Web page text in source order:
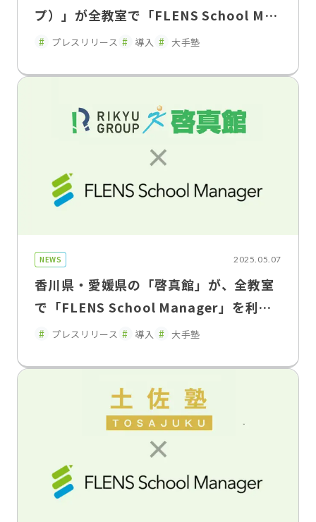
プ）」が全教室で「FLENS School Man
ager」の利用を開始
プレスリリース 導入 大手塾
NEWS 2025.05.07
香川県・愛媛県の「啓真館」が、全教室
で「FLENS School Manager」を利用
開始プレスリリース 導入 大手塾